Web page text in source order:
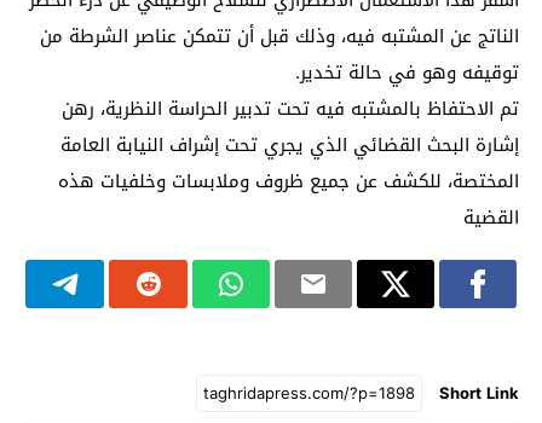
الناتج عن المشتبه فيه، وذلك قبل أن تتمكن عناصر الشرطة من
توقيفه وهو في حالة تخدير.
تم الاحتفاظ بالمشتبه فيه تحت تدبير الحراسة النظرية، رهن
إشارة البحث القضائي الذي يجري تحت إشراف النيابة العامة
المختصة، للكشف عن جميع ظروف وملابسات وخلفيات هذه
القضية
Short Link